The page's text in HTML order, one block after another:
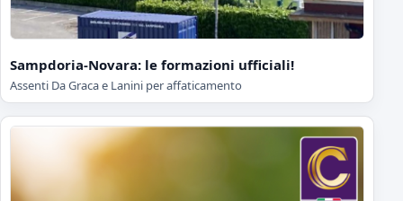
Sampdoria-Novara: le formazioni ufficiali!
Assenti Da Graca e Lanini per affaticamento